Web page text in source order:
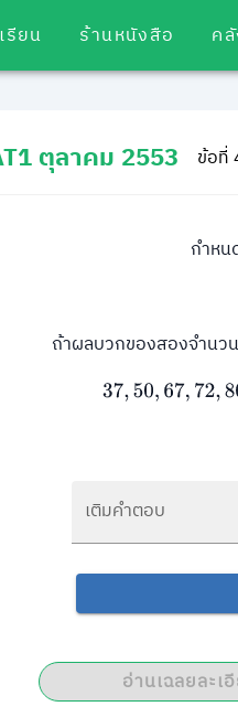
รียน ร้านหนังสือ ค
ตุลาคม 2553 ข้อที่
กำหน
ถ้าผลบวกของสองจำนว
37,50,67,72,
เติมคำตอบ
อ่านเฉลยละเ